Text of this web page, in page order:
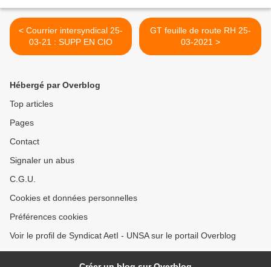
< Courrier intersyndical 25-
03-21 : SUPP EN CIO
GT feuille de route RH 25-
03-2021 >
Hébergé par Overblog
Top articles
Pages
Contact
Signaler un abus
C.G.U.
Cookies et données personnelles
Préférences cookies
Voir le profil de Syndicat AetI - UNSA sur le portail Overblog